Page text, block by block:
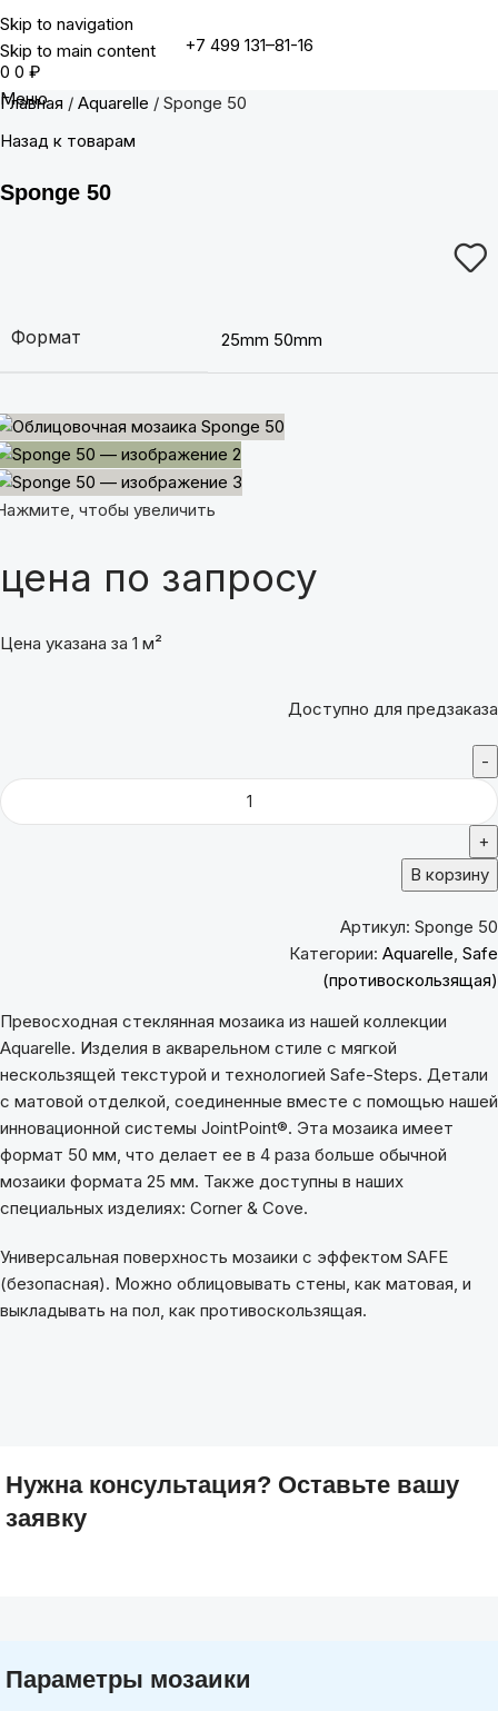
Skip to navigation
Skip to main content
+7 499 131–81-16
0 0 ₽
Меню
Главная Aquarelle
Sponge 50
Назад к товарам
Sponge 50
Формат 25mm 50mm
чтобы увеличить
цена по запросу
Цена указана за 1 м²
Доступно для предзаказа
В корзину
Артикул: Sponge 50
Категории: Aquarelle, Safe
(противоскользящая)
Превосходная стеклянная мозаика из нашей коллекции
Aquarelle. Изделия в акварельном стиле с мягкой
нескользящей текстурой и технологией Safe-Steps. Детали
с матовой отделкой, соединенные вместе с помощью нашей
инновационной системы JointPoint®. Эта мозаика имеет
формат 50 мм, что делает ее в 4 раза больше обычной
мозаики формата 25 мм. Также доступны в наших
специальных изделиях: Corner & Cove.
Универсальная поверхность мозаики с эффектом SAFE
(безопасная). Можно облицовывать стены, как матовая, и
выкладывать на пол, как противоскользящая.
Нужна консультация? Оставьте вашу
заявку
Параметры мозаики